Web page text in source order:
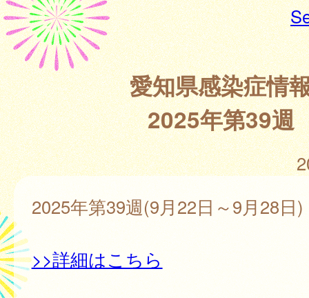
愛知県感染症情
2025年第39週
2025年第39週(9月22日～9月28日)
>>詳細はこちら